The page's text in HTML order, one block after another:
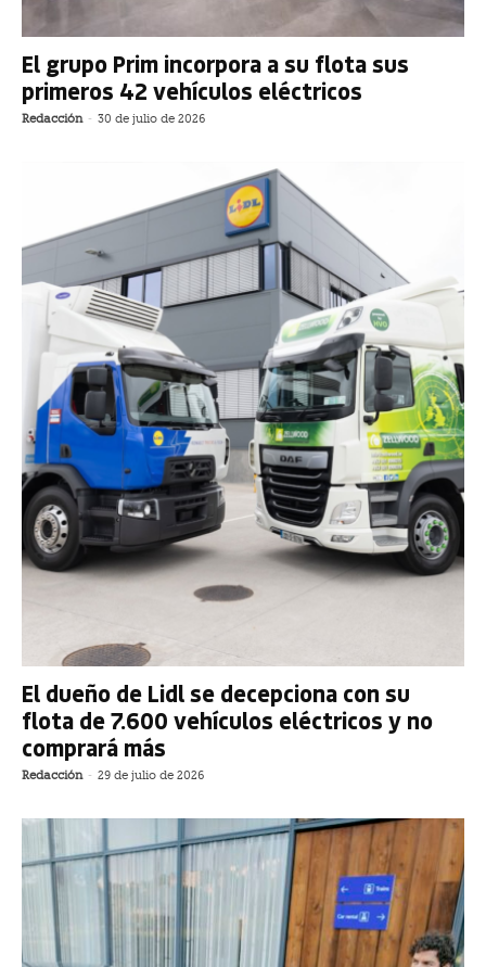
El grupo Prim incorpora a su flota sus
primeros 42 vehículos eléctricos
Redacción - 30 de julio de 2026
El dueño de Lidl se decepciona con su
flota de 7.600 vehículos eléctricos y no
comprará más
Redacción - 29 de julio de 2026